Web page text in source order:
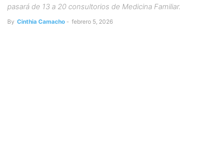
pasará de 13 a 20 consultorios de Medicina Familiar.
By Cinthia Camacho - febrero 5, 2026